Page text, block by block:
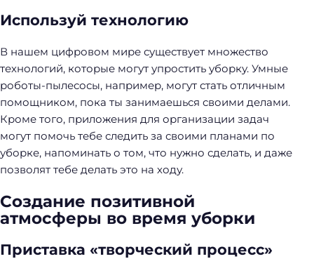
Используй технологию
В нашем цифровом мире существует множество
технологий, которые могут упростить уборку. Умные
роботы-пылесосы, например, могут стать отличным
помощником, пока ты занимаешься своими делами.
Кроме того, приложения для организации задач
могут помочь тебе следить за своими планами по
уборке, напоминать о том, что нужно сделать, и даже
позволят тебе делать это на ходу.
Создание позитивной
атмосферы во время уборки
Приставка «творческий процесс»
Н
й
т
и
: